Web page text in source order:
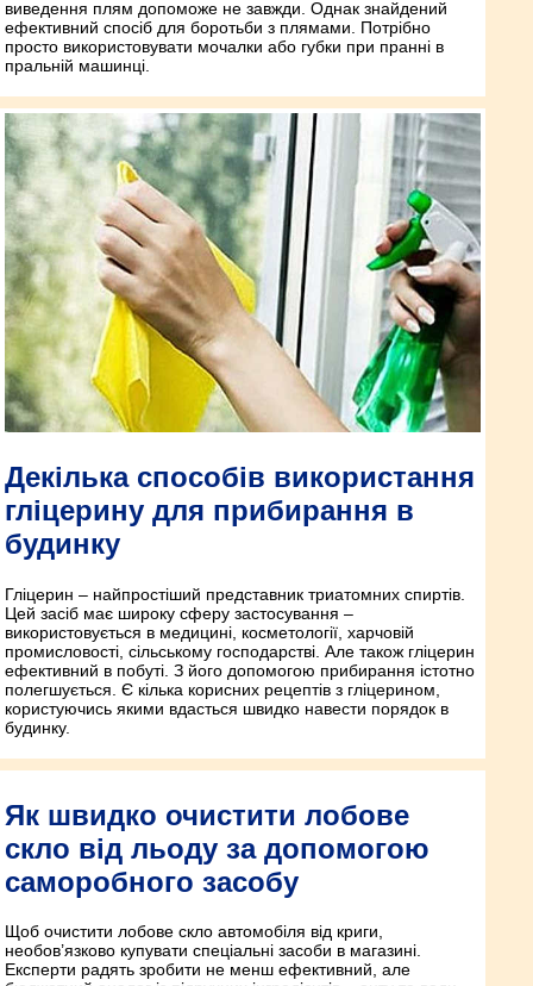
виведення плям допоможе не завжди. Однак знайдений
ефективний спосіб для боротьби з плямами. Потрібно
просто використовувати мочалки або губки при пранні в
пральній машинці.
Декілька способів використання
гліцерину для прибирання в
будинку
Гліцерин – найпростіший представник триатомних спиртів.
Цей засіб має широку сферу застосування –
використовується в медицині, косметології, харчовій
промисловості, сільському господарстві. Але також гліцерин
ефективний в побуті. З його допомогою прибирання істотно
полегшується. Є кілька корисних рецептів з гліцерином,
користуючись якими вдасться швидко навести порядок в
будинку.
Як швидко очистити лобове
скло від льоду за допомогою
саморобного засобу
Щоб очистити лобове скло автомобіля від криги,
необов’язково купувати спеціальні засоби в магазині.
Експерти радять зробити не менш ефективний, але